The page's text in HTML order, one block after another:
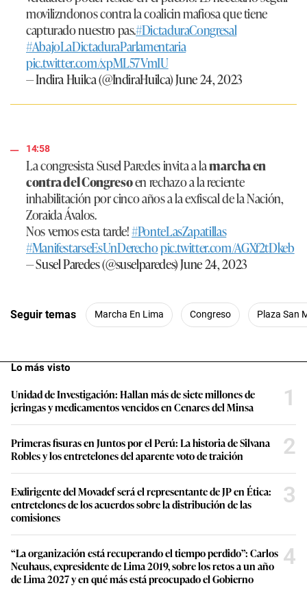
movilizndonos contra la coalicin mafiosa que tiene
capturado nuestro pas.#DictaduraCongresal
#AbajoLaDictaduraParlamentaria
pic.twitter.com/xpML57VmIU
— Indira Huilca (@IndiraHuilca)June 24, 2023
14:58
La congresista Susel Paredes invita a lamarcha en
contra del Congresoen rechazo a la reciente
inhabilitación por cinco años a la exfiscal de la Nación,
Zoraida Ávalos.
Nos vemos esta tarde!#PonteLasZapatillas
#ManifestarseEsUnDerechopic.twitter.com/AGXf2tDkeb
— Susel Paredes (@suselparedes)June 24, 2023
Seguir temas Marcha En Lima Congreso Plaza San
Lo más visto
Unidad de Investigación: Hallan más de siete millones de
jeringas y medicamentos vencidos en Cenares del Minsa
1
Primeras fisuras en Juntos por el Perú: La historia de Silvana
Robles y los entretelones del aparente voto de traición
2
Exdirigente del Movadef será el representante de JP en Ética:
entretelones de los acuerdos sobre la distribución de las
comisiones
3
“La organización está recuperando el tiempo perdido”: Carlos
Neuhaus, expresidente de Lima 2019, sobre los retos a un año
de Lima 2027 y en qué más está preocupado el Gobierno
4